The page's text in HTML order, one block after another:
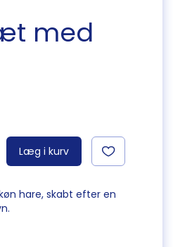
med
Læg i kurv
hare, skabt efter en